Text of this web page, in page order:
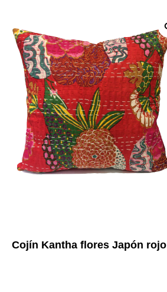
Cojín Kantha flores Japón rojo